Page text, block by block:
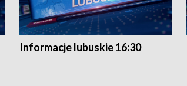
Informacje lubuskie 16:30